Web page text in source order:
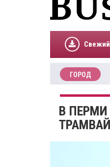
ГОРОД
В
ТРАМВАЙ